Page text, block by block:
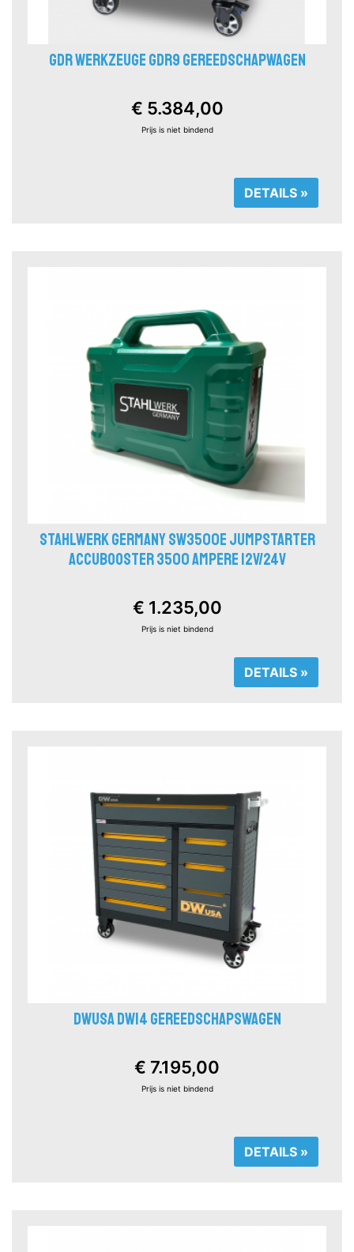
GDR WERKZEUGE GDR9 GEREEDSCHAPWAGEN
€ 5.384,00
Prijs is niet bindend
DETAILS »
STAHLWERK GERMANY SW3500E JUMPSTARTER
ACCUBOOSTER 3500 AMPERE 12V/24V
€ 1.235,00
Prijs is niet bindend
DETAILS »
DWUSA DW14 GEREEDSCHAPSWAGEN
€ 7.195,00
Prijs is niet bindend
DETAILS »